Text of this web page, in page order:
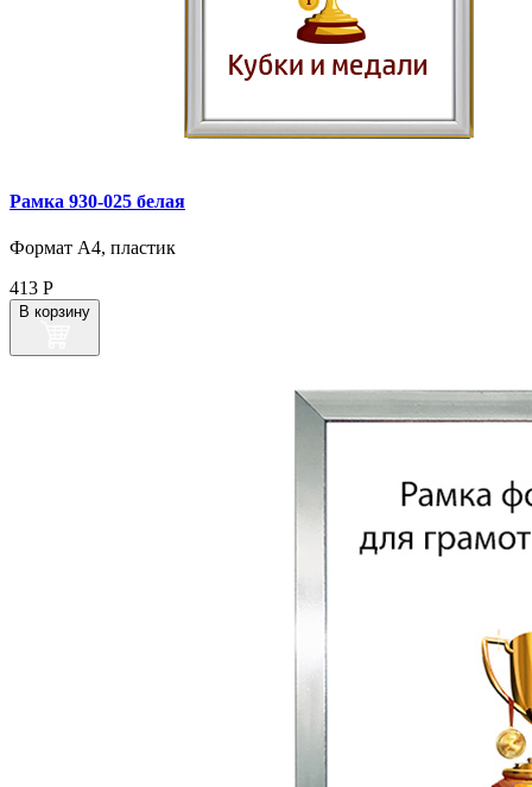
Рамка 930‑025 белая
Формат А4, пластик
413 Р
В корзину